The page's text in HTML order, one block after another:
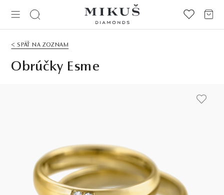
< SPÄŤ NA ZOZNAM
Obrúčky Esme